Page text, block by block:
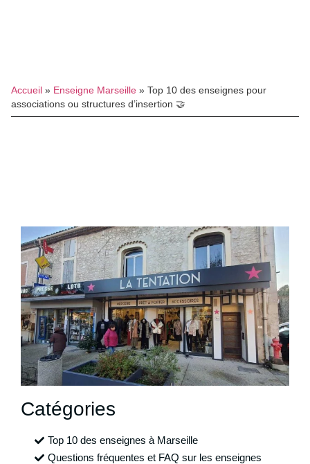
Accueil » Enseigne Marseille » Top 10 des enseignes pour
associations ou structures d’insertion 🤝
Catégories
Top 10 des enseignes à Marseille
Questions fréquentes et FAQ sur les enseignes